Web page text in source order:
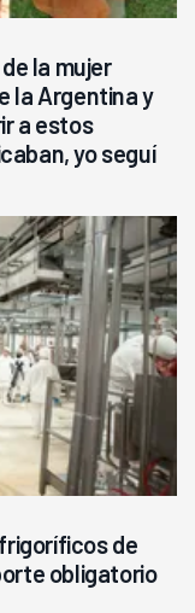
la mujer
la Argentina y
a estos
yo seguí
de
obligatorio